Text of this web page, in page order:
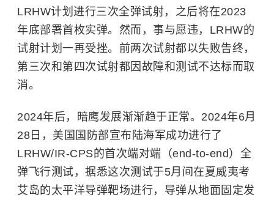
LRHW计划进行三次全弹试射，之后将在2023
年底部署首枚实弹。然而，事与愿违，LRHW的
试射计划一再受挫。前两次试射都以失败告终，
第三次和第四次试射都因故障和测试不达标而取
消。
2024年后，暗鹰发展渐渐趋于正常。2024年6月
28日，美国国防部宣布陆海军成功进行了
LRHW/IR-CPS的首次端对端（end-to-end）全
弹飞行测试，据悉这次测试于5月间在夏威夷考
艾岛的太平洋导弹靶场进行，导弹从地面固定发